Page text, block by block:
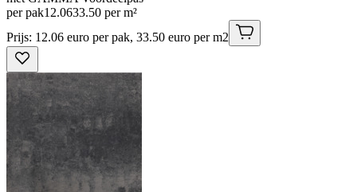
per pak12.0633.50 per m²
Prijs: 12.06 euro per pak, 33.50 euro per m2